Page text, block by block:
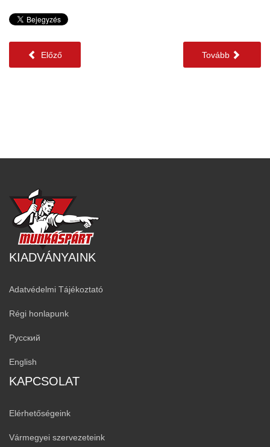
Előző Tovább
KIADVÁNYAINK
Adatvédelmi Tájékoztató
Régi honlapunk
Русский
English
KAPCSOLAT
Elérhetőségeink
Vármegyei szervezeteink